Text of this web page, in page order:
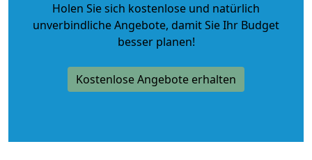
Holen Sie sich kostenlose und natürlich
unverbindliche Angebote, damit Sie Ihr Budget
besser planen!
Kostenlose Angebote erhalten